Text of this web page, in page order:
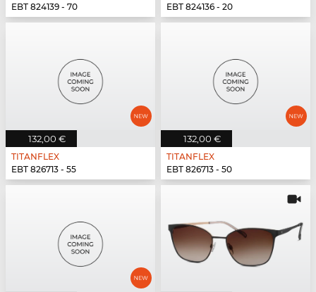
EBT 824139 - 70
EBT 824136 - 20
132,00 €
TITANFLEX
EBT 826713 - 55
132,00 €
TITANFLEX
EBT 826713 - 50